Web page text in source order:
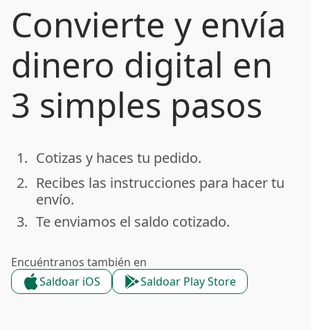
Convierte y envía
dinero digital en
3 simples pasos
done
1. Cotizas y haces tu pedido.
done
2. Recibes las instrucciones para hacer tu
envío.
done
3. Te enviamos el saldo cotizado.
Encuéntranos también en
Saldoar iOS
Saldoar Play Store